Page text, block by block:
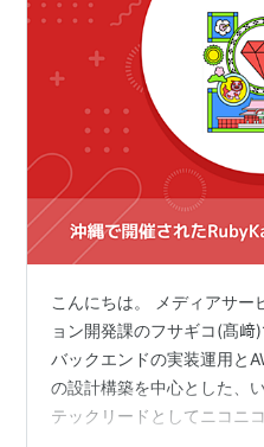
こんにちは。 メディアサー
ョン開発課のフサギコ(髙
バックエンドの実装運用と
の設計構築を中心とした、
テックリードとしてニコニ